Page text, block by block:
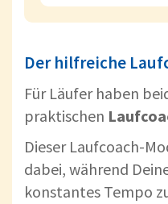
Der hilfreiche
Für Läufer haben
praktischen
Dieser Laufcoach-
dabei, während
konstantes Tempo